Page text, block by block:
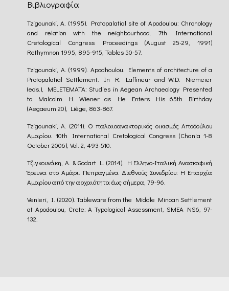
Βιβλιογραφία
Tzigounaki, A. (1995). Protopalatial site of Apodoulou: Chronology
and relation with the neighbourhood. 7th International
Cretalogical Congress Proceedings (August 25-29, 1991)
Rethymnon 1995, 895-915, Tables 50-57.
Tzigounaki, A. (1999). Apodhoulou. Elements of architecture of a
Protopalatial Settlement. In R. Laffineur and W.D. Niemeier
(eds.), MELETEMATA: Studies in Aegean Archaeology Presented
to Malcolm H. Wiener as He Enters His 65th Birthday
(Aegaeum 20), Liège, 863-867.
Tzigounaki, A. (2011). Ο παλαιοανακτορικός οικισμός Αποδούλου
Αμαρίου. 10th International Cretological Congress (Chania 1-8
October 2006), Vol. 2, 493-510.
Τζιγκουνάκη, Α. & Godart L. (2014). H Ελληνο-Ιταλική Ανασκαφική
Έρευνα στο Αμάρι. Πεπραγμένα Διεθνούς Συνεδρίου: Η Επαρχία
Αμαρίου από την αρχαιότητα έως σήμερα, 79-96.
Venieri, I. (2020). Tableware from the Middle Minoan Settlement
at Apodoulou, Crete: A Typological Assessment, SMEA NS6, 97-
132.